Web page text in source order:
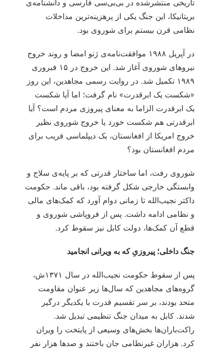
تاریخی منتشرشده در بی‌بی‌سی فارسی و دانشنامه‌ی
بریتانیکا، این جنگ یکی از پرهزینه‌ترین مداخلات
نظامی قرن بیستم برای شوروی بود.
در آپریل ۱۹۸۸ موافقت‌نامه‌ی ژنو امضا و روند خروج
نیروهای شوروی آغاز شد. این خروج در ۱۵ فبروری
۱۹۸۹ تکمیل شد. در روایت رسمی مجاهدین، این روز
«شکست یک ابرقدرت» نام گرفت؛ اما آیا شکست
یک ابرقدرت الزاما به معنای پیروزی مردم است؟ آیا
ابرقدرتی هم شکست خورد یا خروج شوروی نظیر
خروج امریکا از افغانستان، یک دیپلماسی فریب برای
مردم افغانستان بود؟
شوروی رفت، اما ساختار قدرتی که بر پایه‌ی سلاح و
وابستگی خارجی شکل گرفته بود، باقی ماند. حکومت
داکتر نجیب‌الله تا زمانی دوام آورد که کمک‌های مالی
و نظامی ادامه داشت. پس از فروپاشی شوروی و
قطع آن کمک‌ها، دولت کابل نیز سقوط کرد.
جنگ داخلی؛ پیروزی‌ِ که به ویرانی انجامید
پس از سقوط حکومت نجیب‌الله در سال ۱۳۷۱ش،
گروه‌های مجاهدین که سال‌ها زیر عنوان مقاومت
متحد بودند، بر سر تقسیم قدرت با یکدیگر درگیر
شدند. کابل به میدان جنگ تنظیمی تبدیل شد.
راکت‌باران‌ها بخش‌های وسیعی از پایتخت را ویران
کرد. هزاران غیرنظامی جان باختند و صدها هزار نفر